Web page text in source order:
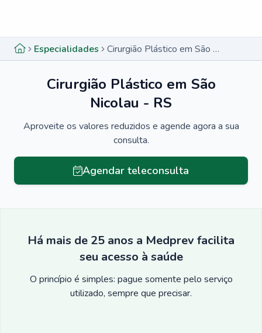
Especialidades Cirurgião Plástico em São Nicolau - RS
Cirurgião Plástico em São
Nicolau - RS
Aproveite os valores reduzidos e agende agora a sua
consulta.
Agendar teleconsulta
Há mais de 25 anos a Medprev facilita
seu acesso à saúde
O princípio é simples: pague somente pelo serviço
utilizado, sempre que precisar.